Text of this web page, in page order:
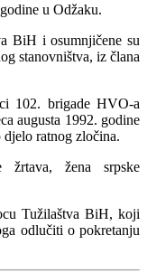
u Odžaku.
BiH i osumnjičene su
stanovništva, iz člana
102. brigade HVO-a
augusta 1992. godine
ratnog zločina.
žena srpske
Tužilaštva BiH, koji
odlučiti o pokretanju